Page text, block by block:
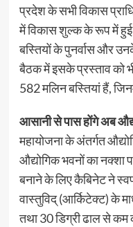
प्रदेश के सभी विकास
में विकास शुल्क के रूप में हुई
बस्तियों के पुनर्वास और
बैठक में इसके प्रस्ताव को
582 मलिन बस्तियां हैं,
आसानी से पास होंगे अब
महायोजना के अंतर्गत
औद्योगिक भवनों का नक्शा
बनाने के लिए कैबिनेट ने
वास्तुविद् (आर्किटेक्ट) के
तथा 30 डिग्री ढाल से कम